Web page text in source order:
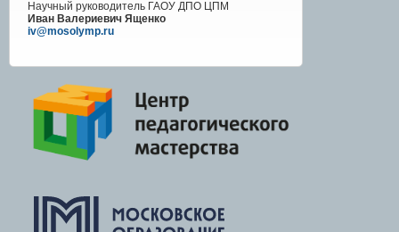
Научный руководитель ГАОУ ДПО ЦПМ
Иван Валериевич Ященко
iv@mosolymp.ru